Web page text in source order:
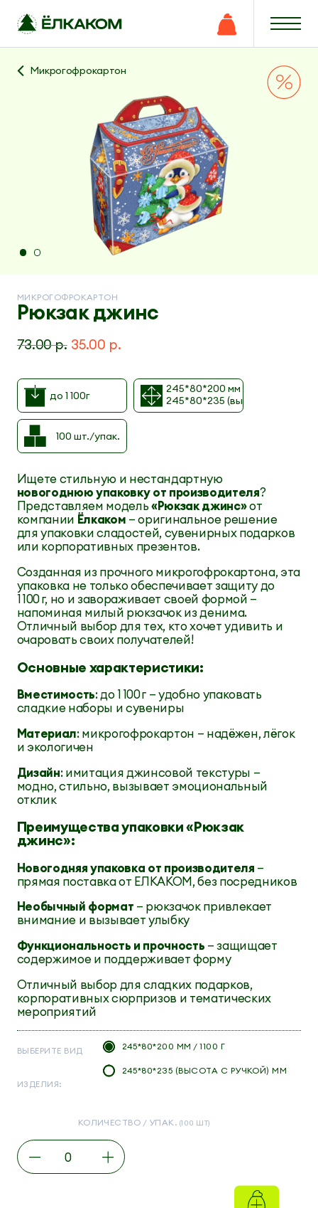
Микрогофрокартон
МИКРОГОФРОКАРТОН
Рюкзак джинс
73.00 р. 35.00 р.
до 1 100г
245*80*200 мм
245*80*235 (высота с
100 шт./упак.
Ищете стильную и нестандартную
новогоднюю упаковку от производителя?
Представляем модель«Рюкзак джинс»от
компании Ёлкаком — оригинальное решение
для упаковки сладостей, сувенирных подарков
или корпоративных презентов.
Созданная из прочного микрогофрокартона, эта
упаковка не только обеспечивает защиту до
1 100 г, но и завораживает своей формой —
напоминая милый рюкзачок из денима.
Отличный выбор для тех, кто хочет удивить и
очаровать своих получателей!
Основные характеристики:
Вместимость: до 1 100 г — удобно упаковать
сладкие наборы и сувениры
Материал: микрогофрокартон — надёжен, лёгок
и экологичен
Дизайн: имитация джинсовой текстуры —
модно, стильно, вызывает эмоциональный
отклик
Преимущества упаковки «Рюкзак
джинс»:
Новогодняя упаковка от производителя —
прямая поставка от ЕЛКАКОМ, без посредников
Необычный формат — рюкзачок привлекает
внимание и вызывает улыбку
Функциональность и прочность — защищает
содержимое и поддерживает форму
Отличный выбор для сладких подарков,
корпоративных сюрпризов и тематических
мероприятий
ВЫБЕРИТЕ ВИД
ИЗДЕЛИЯ:
245*80*200 ММ / 1100 Г
245*80*235 (ВЫСОТА С РУЧКОЙ) ММ
КОЛИЧЕСТВО / УПАК. (100 ШТ)